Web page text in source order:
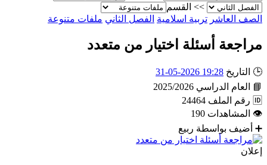
>>
القسم
الصف العاشر تربية اسلامية الفصل الثاني ملفات متنوعة
مراجعة أسئلة اختيار من متعدد
🕒 التاريخ 19:28 2026-05-31
📘
العام الدراسي 2025/2026
🆔 رقم الملف 24464
👁
المشاهدات 190
➕
أضيف بواسطة ربيع
إعلان